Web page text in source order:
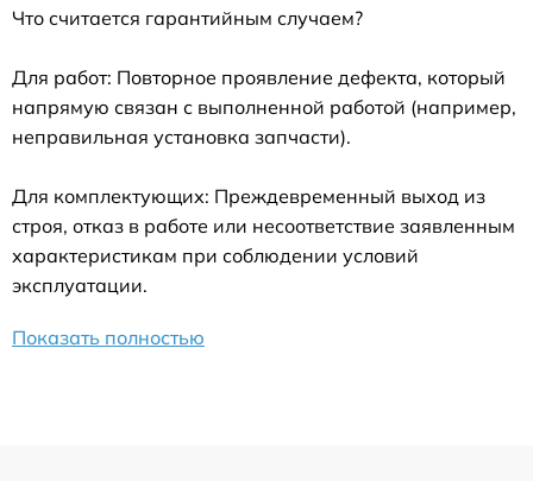
Что считается гарантийным случаем?
Для работ: Повторное проявление дефекта, который
напрямую связан с выполненной работой (например,
неправильная установка запчасти).
Для комплектующих: Преждевременный выход из
строя, отказ в работе или несоответствие заявленным
характеристикам при соблюдении условий
эксплуатации.
Показать полностью